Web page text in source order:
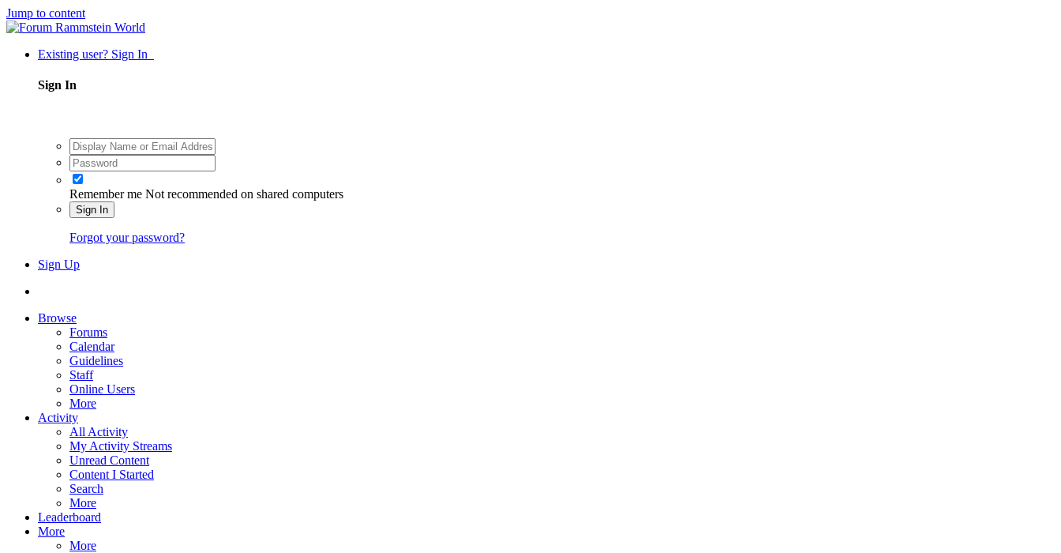
Jump to content
Existing user? Sign In
Sign In
Remember me Not recommended on shared computers
Sign In
Forgot your password?
Sign Up
Browse
Forums
Calendar
Guidelines
Staff
Online Users
More
Activity
All Activity
My Activity Streams
Unread Content
Content I Started
Search
More
Leaderboard
More
More